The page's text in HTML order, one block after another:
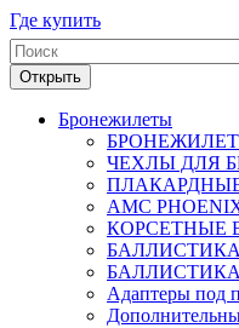
Где купить
Открыть
Бронежилеты
ЧЕХЛЫ ДЛЯ
АМС
КОРСЕТНЫЕ
БАЛЛИСТИКА
БАЛЛИСТИКА
Адаптеры под